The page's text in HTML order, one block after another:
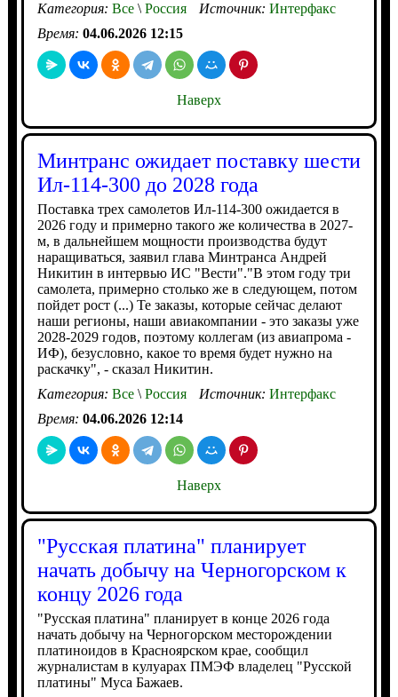
Категория: Все\Россия Источник: Интерфакс
Время: 04.06.2026 12:15
Наверх
Минтранс ожидает поставку шести
Ил-114-300 до 2028 года
Поставка трех самолетов Ил-114-300 ожидается в
2026 году и примерно такого же количества в 2027-
м, в дальнейшем мощности производства будут
наращиваться, заявил глава Минтранса Андрей
Никитин в интервью ИС "Вести"."В этом году три
самолета, примерно столько же в следующем, потом
пойдет рост (...) Те заказы, которые сейчас делают
наши регионы, наши авиакомпании - это заказы уже
2028-2029 годов, поэтому коллегам (из авиапрома -
ИФ), безусловно, какое то время будет нужно на
раскачку", - сказал Никитин.
Категория: Все\Россия Источник: Интерфакс
Время: 04.06.2026 12:14
Наверх
"Русская платина" планирует
начать добычу на Черногорском к
концу 2026 года
"Русская платина" планирует в конце 2026 года
начать добычу на Черногорском месторождении
платиноидов в Красноярском крае, сообщил
журналистам в кулуарах ПМЭФ владелец "Русской
платины" Муса Бажаев.